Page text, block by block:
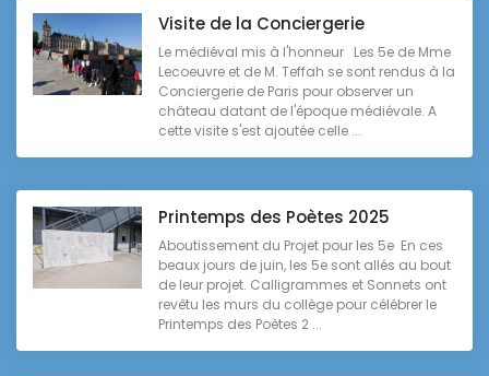
Visite de la Conciergerie
Le médiéval mis à l'honneur Les 5e de Mme
Lecoeuvre et de M. Teffah se sont rendus à la
Conciergerie de Paris pour observer un
château datant de l'époque médiévale. A
cette visite s'est ajoutée celle ...
Printemps des Poètes 2025
Aboutissement du Projet pour les 5e En ces
beaux jours de juin, les 5e sont allés au bout
de leur projet. Calligrammes et Sonnets ont
revêtu les murs du collège pour célébrer le
Printemps des Poètes 2 ...